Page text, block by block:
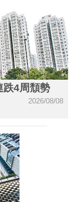
跌4周頹勢
2026/08/08